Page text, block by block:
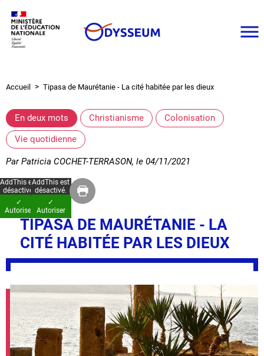
contenu
principal
Fil
Accueil Tipasa de Maurétanie - La cité habitée par les dieux
En deux mots Christianisme
Colonisation
Vie quotidienne
ParPatricia COCHET-TERRASON, le 04/11/2021
AddThis est
désactivé.
✓
Autoriser
AddThis est
désactivé.
✓
Autoriser
TIPASA DE MAURÉTANIE - LA
CITÉ HABITÉE PAR LES DIEUX